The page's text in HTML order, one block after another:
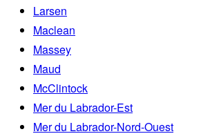
Larsen
Maclean
Massey
Maud
McClintock
Mer du Labrador-Est
Mer du Labrador-Nord-Ouest